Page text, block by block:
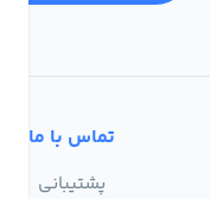
تماس با ما
پشتیبانی